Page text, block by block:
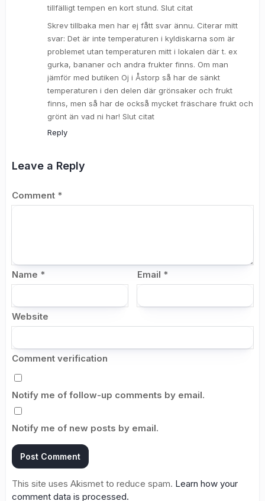
tillfälligt tempen en kort stund. Slut citat
Skrev tillbaka men har ej fått svar ännu. Citerar mitt
svar: Det är inte temperaturen i kyldiskarna som är
problemet utan temperaturen mitt i lokalen där t. ex
gurka, bananer och andra frukter finns. Om man
jämför med butiken Oj i Åstorp så har de sänkt
temperaturen i den delen där grönsaker och frukt
finns, men så har de också mycket fräschare frukt och
grönt än vad ni har! Slut citat
Reply
Leave a Reply
Comment *
Name * Email *
Website
Comment verification
Notify me of follow-up comments by email.
Notify me of new posts by email.
This site uses Akismet to reduce spam. Learn how your
comment data is processed.